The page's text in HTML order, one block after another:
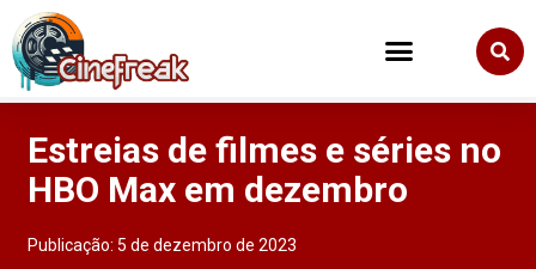
Estreias de filmes e séries no
HBO Max em dezembro
Publicação:5 de dezembro de 2023